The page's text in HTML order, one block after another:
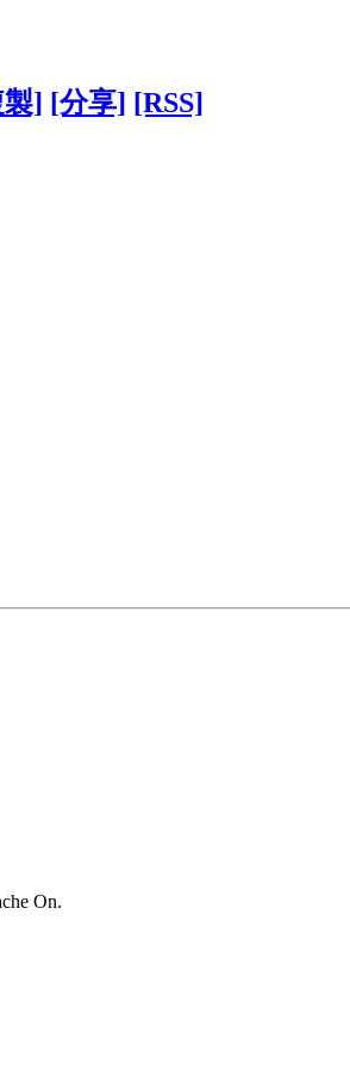
] [分享] [RSS]
On.